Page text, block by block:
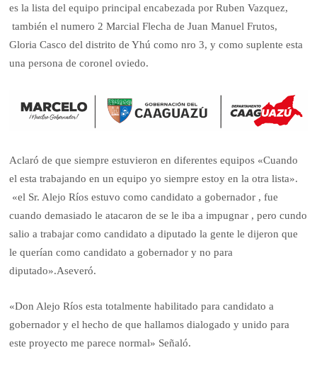
es la lista del equipo principal encabezada por Ruben Vazquez,
también el numero 2 Marcial Flecha de Juan Manuel Frutos,
Gloria Casco del distrito de Yhú como nro 3, y como suplente esta
una persona de coronel oviedo.
Aclaró de que siempre estuvieron en diferentes equipos «Cuando
el esta trabajando en un equipo yo siempre estoy en la otra lista».
«el Sr. Alejo Ríos estuvo como candidato a gobernador , fue
cuando demasiado le atacaron de se le iba a impugnar , pero cundo
salio a trabajar como candidato a diputado la gente le dijeron que
le querían como candidato a gobernador y no para
diputado».Aseveró.
«Don Alejo Ríos esta totalmente habilitado para candidato a
gobernador y el hecho de que hallamos dialogado y unido para
este proyecto me parece normal» Señaló.